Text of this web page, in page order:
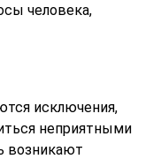
человека,
исключения,
неприятными
возникают